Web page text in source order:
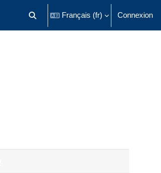
Activer/désactiver la saisie de
Français ‎(fr)‎ Connexion